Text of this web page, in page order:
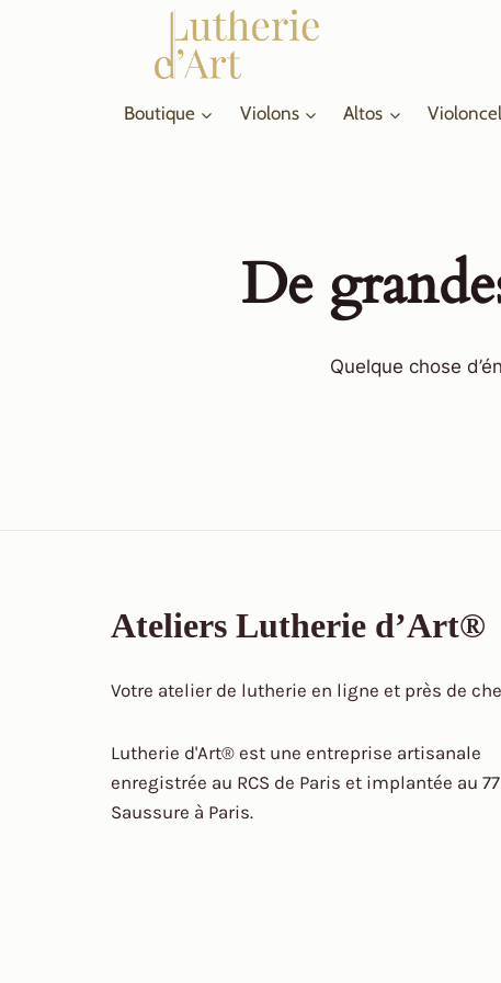
Boutique Violons Altos
De
Quelque chose
Ateliers Lutherie d’Art®
Votre atelier de lutherie en ligne et près de
Lutherie d'Art® est une entreprise artisanale
enregistrée au RCS de Paris et implantée au
Saussure à Paris.